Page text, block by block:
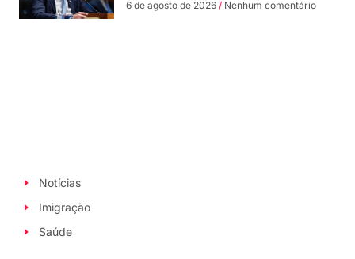
6 de agosto de 2026 Nenhum comentário
Notícias
Imigração
Saúde